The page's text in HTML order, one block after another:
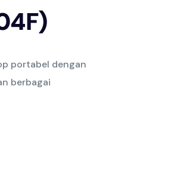
portabel dengan
berbagai